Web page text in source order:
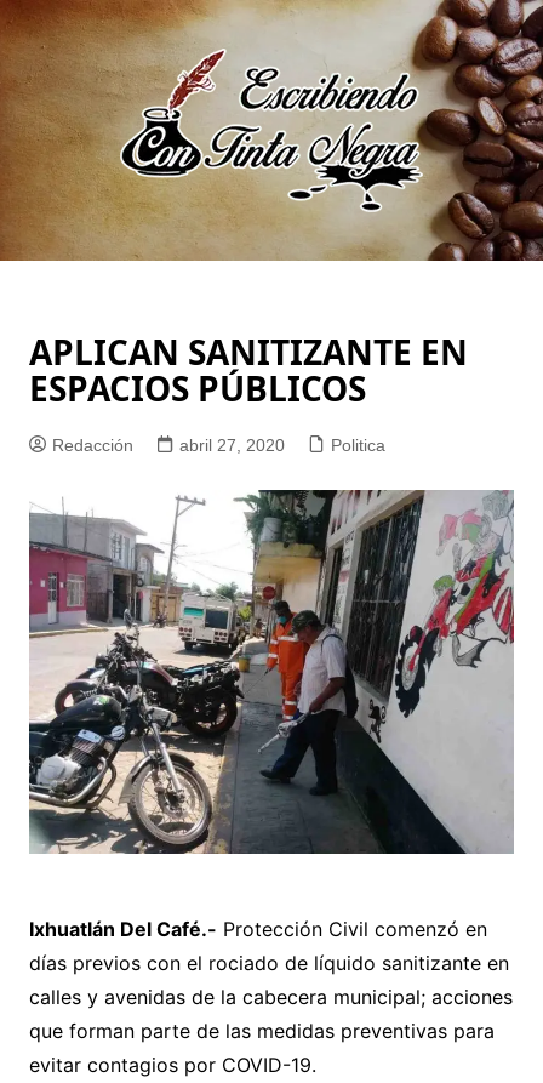
Saltar
al
contenido
APLICAN SANITIZANTE EN
ESPACIOS PÚBLICOS
Redacción abril 27, 2020 Politica
Ixhuatlán Del Café.- Protección Civil comenzó en
días previos con el rociado de líquido sanitizante en
calles y avenidas de la cabecera municipal; acciones
que forman parte de las medidas preventivas para
evitar contagios por COVID-19.